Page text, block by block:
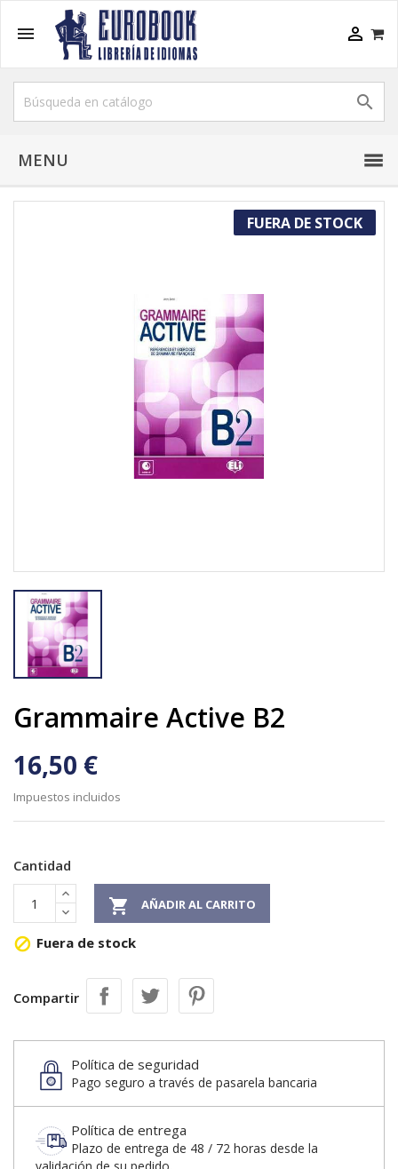
 

MENU
FUERA DE STOCK
Grammaire Active B2
16,50 €
Impuestos incluidos
Cantidad
 AÑADIR AL CARRITO
 Fuera de stock
Compartir
Política de seguridad
Pago seguro a través de pasarela bancaria
Política de entrega
Plazo de entrega de 48 / 72 horas desde la